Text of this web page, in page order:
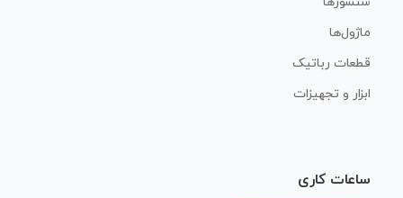
ماژول‌ها
قطعات رباتیک
ابزار و تجهیزات
ساعات کاری